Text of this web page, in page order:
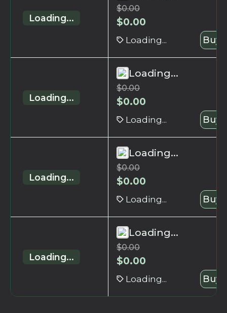
Loading...
$0.00
$0.00
Loading... Buy
Loading...
Loading...
$0.00
$0.00
Loading... Buy
Loading...
Loading...
$0.00
$0.00
Loading... Buy
Loading...
Loading...
$0.00
$0.00
Loading... Buy